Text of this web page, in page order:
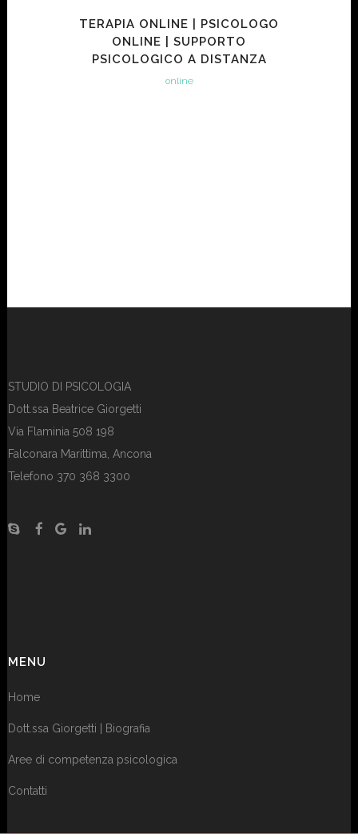
TERAPIA ONLINE | PSICOLOGO
ONLINE | SUPPORTO
PSICOLOGICO A DISTANZA
online
STUDIO DI PSICOLOGIA
Dott.ssa Beatrice Giorgetti
Via Flaminia 508 198
Falconara Marittima, Ancona
Telefono 370 368 3300
MENU
Home
Dott.ssa Giorgetti | Biografia
Aree di competenza psicologica
Contatti